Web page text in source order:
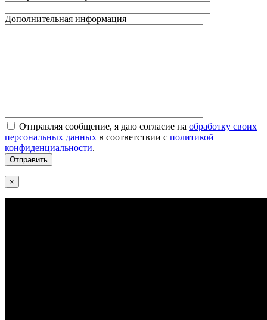
Дополнительная информация
Отправляя сообщение, я даю согласие на обработку своих
персональных данных в соответствии с политикой
конфиденциальности.
×